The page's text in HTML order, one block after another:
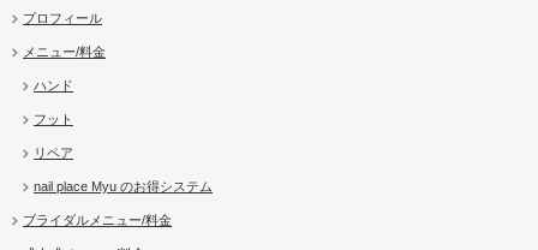
プロフィール
メニュー/料金
ハンド
フット
リペア
nail place Myu のお得システム
ブライダルメニュー/料金